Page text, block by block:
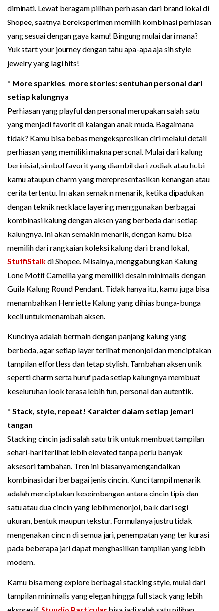
diminati. Lewat beragam pilihan perhiasan dari brand lokal di
Shopee, saatnya bereksperimen memilih kombinasi perhiasan
yang sesuai dengan gaya kamu! Bingung mulai dari mana?
Yuk start your journey dengan tahu apa-apa aja sih style
jewelry yang lagi hits!
* More sparkles, more stories: sentuhan personal dari
setiap kalungnya
Perhiasan yang playful dan personal merupakan salah satu
yang menjadi favorit di kalangan anak muda. Bagaimana
tidak? Kamu bisa bebas mengekspresikan diri melalui detail
perhiasan yang memiliki makna personal. Mulai dari kalung
berinisial, simbol favorit yang diambil dari zodiak atau hobi
kamu ataupun charm yang merepresentasikan kenangan atau
cerita tertentu. Ini akan semakin menarik, ketika dipadukan
dengan teknik necklace layering menggunakan berbagai
kombinasi kalung dengan aksen yang berbeda dari setiap
kalungnya. Ini akan semakin menarik, dengan kamu bisa
memilih dari rangkaian koleksi kalung dari brand lokal,
StuffiStalkdi Shopee. Misalnya, menggabungkan Kalung
Lone Motif Camellia yang memiliki desain minimalis dengan
Guila Kalung Round Pendant. Tidak hanya itu, kamu juga bisa
menambahkan Henriette Kalung yang dihias bunga-bunga
kecil untuk menambah aksen.
Kuncinya adalah bermain dengan panjang kalung yang
berbeda, agar setiap layer terlihat menonjol dan menciptakan
tampilan effortless dan tetap stylish. Tambahan aksen unik
seperti charm serta huruf pada setiap kalungnya membuat
keseluruhan look terasa lebih fun, personal dan autentik.
* Stack, style, repeat! Karakter dalam setiap jemari
tangan
Stacking cincin jadi salah satu trik untuk membuat tampilan
sehari-hari terlihat lebih elevated tanpa perlu banyak
aksesori tambahan. Tren ini biasanya mengandalkan
kombinasi dari berbagai jenis cincin. Kunci tampil menarik
adalah menciptakan keseimbangan antara cincin tipis dan
satu atau dua cincin yang lebih menonjol, baik dari segi
ukuran, bentuk maupun tekstur. Formulanya justru tidak
mengenakan cincin di semua jari, penempatan yang ter kurasi
pada beberapa jari dapat menghasilkan tampilan yang lebih
modern.
Kamu bisa meng explore berbagai stacking style, mulai dari
tampilan minimalis yang elegan hingga full stack yang lebih